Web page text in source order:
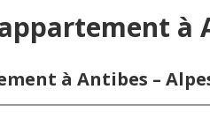
à
à Antibes –